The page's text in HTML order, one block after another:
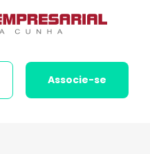
Associe-se